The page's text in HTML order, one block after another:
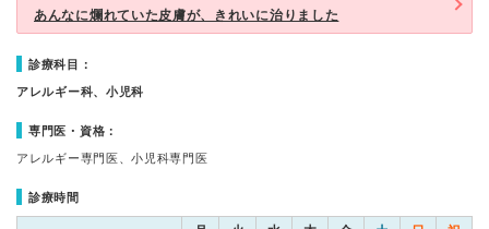
あんなに爛れていた皮膚が、きれいに治りました
診療科目：
アレルギー科、小児科
専門医・資格：
アレルギー専門医、小児科専門医
診療時間